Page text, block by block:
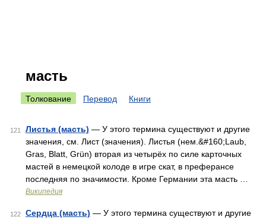
масть
Толкование Перевод Книги
121 Листья (масть) — У этого термина существуют и другие
значения, см. Лист (значения). Листья (нем.&#160;Laub,
Gras, Blatt, Grün) вторая из четырёх по силе карточных
мастей в немецкой колоде в игре скат, в преферансе
последняя по значимости. Кроме Германии эта масть …
Википедия
122 Сердца (масть) — У этого термина существуют и другие